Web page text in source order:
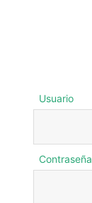
Usuario
Contraseña